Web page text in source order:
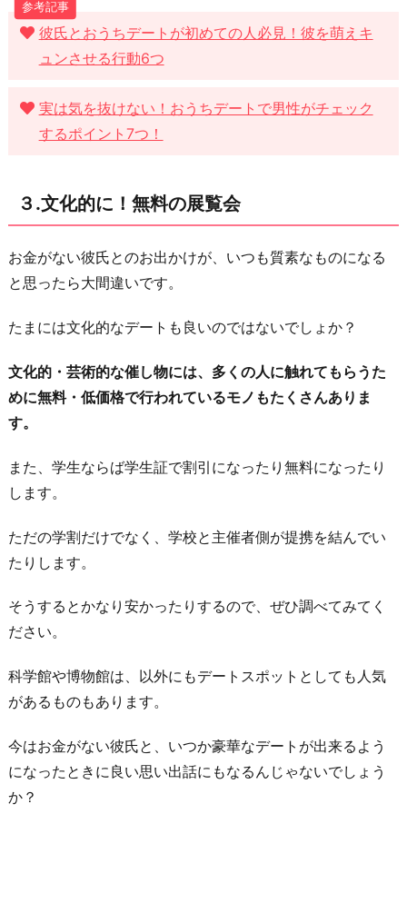
ち、
帯
を
す
ら
工
夫！
わ
に
彼氏とおうちデートが初めての人必見！彼を萌えキ
ュンさせる行動6つ
実は気を抜けない！おうちデートで男性がチェック
するポイント7つ！
３.文化的に！無料の展覧会
お金がない彼氏とのお出かけが、いつも質素なものになる
と思ったら大間違いです。
たまには文化的なデートも良いのではないでしょか？
文化的・芸術的な催し物には、多くの人に触れてもらうた
めに無料・低価格で行われているモノもたくさんありま
す。
また、学生ならば学生証で割引になったり無料になったり
します。
ただの学割だけでなく、学校と主催者側が提携を結んでい
たりします。
そうするとかなり安かったりするので、ぜひ調べてみてく
ださい。
科学館や博物館は、以外にもデートスポットとしても人気
があるものもあります。
今はお金がない彼氏と、いつか豪華なデートが出来るよう
になったときに良い思い出話にもなるんじゃないでしょう
か？